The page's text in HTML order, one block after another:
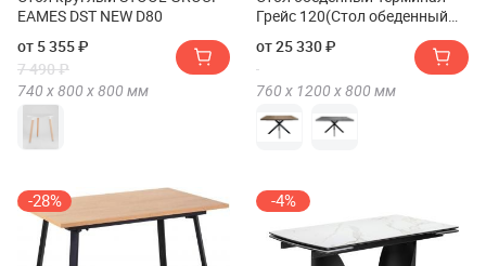
EAMES DST NEW D80
от 5 355 ₽
7 490 ₽
740 х800 х800 мм
Грейс 120(Стол обеденный
от 25 330 ₽
760 х 1200 х800 мм
-28% -4%